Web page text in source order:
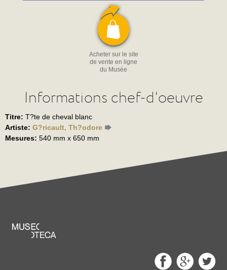
Acheter sur le site
de vente en ligne
du Musée
Informations chef-d'oeuvre
Titre: T?te de cheval blanc
Artiste: G?ricault, Th?odore
Mesures: 540 mm x 650 mm